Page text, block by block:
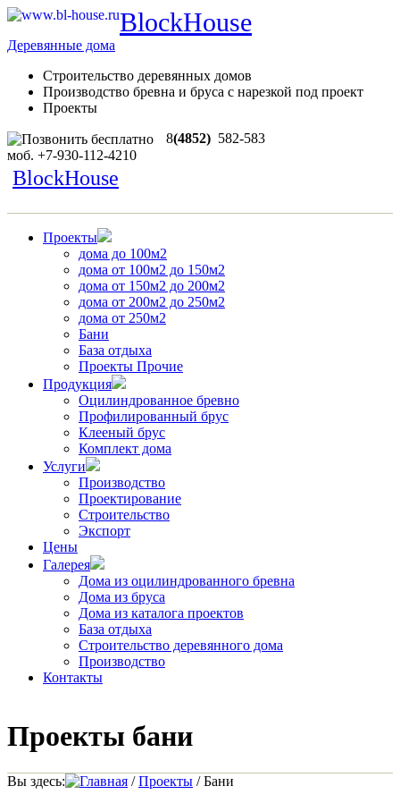
BlockHouse
Деревянные дома
Строительство деревянных домов
Производство бревна и бруса с нарезкой под проект
Проекты
8(4852) 582-583
моб. +7-930-112-4210
BlockHouse
Проекты
дома до 100м2
дома от 100м2 до 150м2
дома от 150м2 до 200м2
дома от 200м2 до 250м2
дома от 250м2
Бани
База отдыха
Проекты Прочие
Продукция
Оцилиндрованное бревно
Профилированный брус
Клееный брус
Комплект дома
Услуги
Производство
Проектирование
Строительство
Экспорт
Цены
Галерея
Дома из оцилиндрованного бревна
Дома из бруса
Дома из каталога проектов
База отдыха
Строительство деревянного дома
Производство
Контакты
Проекты бани
Вы здесь: Главная /Проекты /Бани